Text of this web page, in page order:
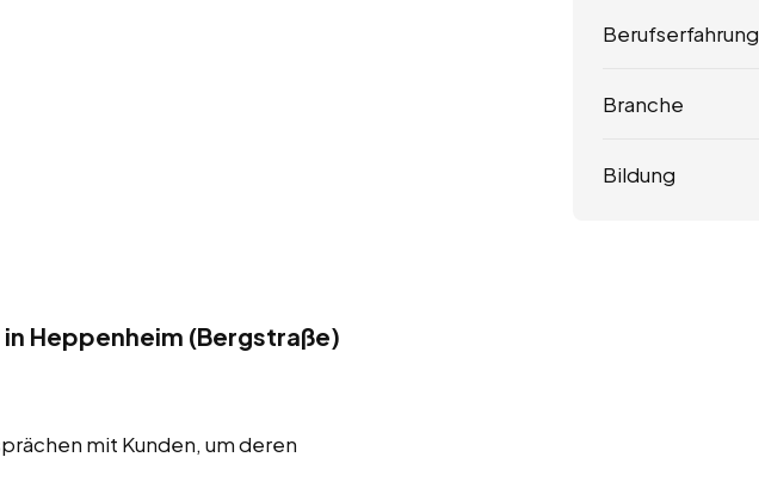
Heppenheim (Bergstraße)
mit Kunden, um deren
Berufserfahrung
Branche
Bildung